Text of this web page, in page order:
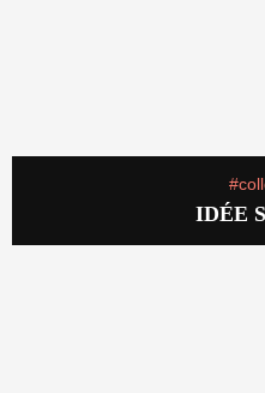
IDÉE